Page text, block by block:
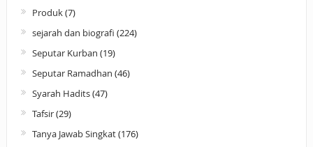
Produk(7)
sejarah dan biografi (224)
Seputar Kurban (19)
Seputar Ramadhan (46)
Syarah Hadits(47)
Tafsir(29)
Tanya Jawab Singkat(176)